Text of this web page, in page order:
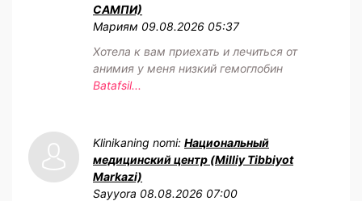
САМПИ)
Мариям 09.08.2026 05:37
Хотела к вам приехать и лечиться от
анимия у меня низкий гемоглобин
Batafsil...
Klinikaning nomi: Национальный
медицинский центр (Milliy Tibbiyot
Markazi)
Sayyora 08.08.2026 07:00